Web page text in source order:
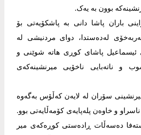
بوون بە یەک.
١٧٢٧ی زاینی باران پاشا دانی بە پاشکۆیەتی بۆ
لەدەستدا، دوای مردنیشی لە
زاینی ئیسماعیل پاشای کوڕی هاتە شوێنی و
و ناتەبایی ناخۆیی میرنشینەکەی
سۆران لە لایەن کەڵۆس بەگەوە
و خاوەن پلەپایەی کۆمەڵایەتی بوو.
میر مستەفا دەسەڵات ڕادەستی کوڕەکەی میر